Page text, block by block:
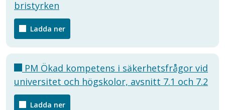
bristyrken
Ladda ner
PM Ökad kompetens i säkerhetsfrågor vid
universitet och högskolor, avsnitt 7.1 och 7.2
Ladda ner